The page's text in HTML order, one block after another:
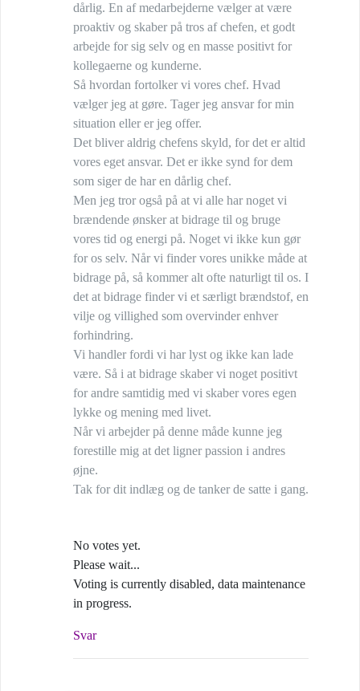
dårlig. En af medarbejderne vælger at være
proaktiv og skaber på tros af chefen, et godt
arbejde for sig selv og en masse positivt for
kollegaerne og kunderne.
Så hvordan fortolker vi vores chef. Hvad
vælger jeg at gøre. Tager jeg ansvar for min
situation eller er jeg offer.
Det bliver aldrig chefens skyld, for det er altid
vores eget ansvar. Det er ikke synd for dem
som siger de har en dårlig chef.
Men jeg tror også på at vi alle har noget vi
brændende ønsker at bidrage til og bruge
vores tid og energi på. Noget vi ikke kun gør
for os selv. Når vi finder vores unikke måde at
bidrage på, så kommer alt ofte naturligt til os. I
det at bidrage finder vi et særligt brændstof, en
vilje og villighed som overvinder enhver
forhindring.
Vi handler fordi vi har lyst og ikke kan lade
være. Så i at bidrage skaber vi noget positivt
for andre samtidig med vi skaber vores egen
lykke og mening med livet.
Når vi arbejder på denne måde kunne jeg
forestille mig at det ligner passion i andres
øjne.
Tak for dit indlæg og de tanker de satte i gang.
No votes yet.
Please wait...
Voting is currently disabled, data maintenance
in progress.
Svar